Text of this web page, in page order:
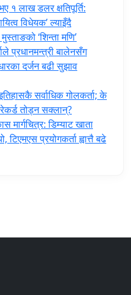
१ लाख डलर क्षतिपूर्ति:
विधेयक’ ल्याइँदै
‘शिन्ता मणि’
प्रधानमन्त्री ‍बालेनसँग
दर्जन बढी सुझाव
सर्वाधिक गोलकर्ता; के
तोड्न सक्लान्?
मार्गचित्र: डिम्याट खाता
प्रयोगकर्ता ह्वात्तै बढे